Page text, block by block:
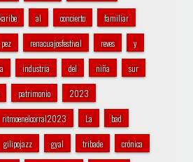
al concierto familiar
pez renacuajosfestival reves y
industria del niña sur
patrimonio 2023
ritmoenelcorral2023 La bad
gilipojazz gyal tribade crónica